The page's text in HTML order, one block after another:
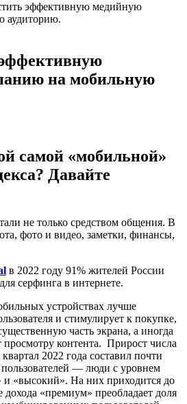
эффективную медийную
аудиторию.
на мобильную
самой «мобильной»
Давайте
не только средством общения. В
фото и видео, заметки, финансы,
в 2022 году 91% жителей России
серфинга в интернете.
устройствах лучше
и стимулирует к покупке,
часть экрана, а иногда
просмотру контента. Прирост числа
2022 года составил почти
— люди с уровнем
и «высокий». На них приходится до
дохода «премиум» преобладает доля